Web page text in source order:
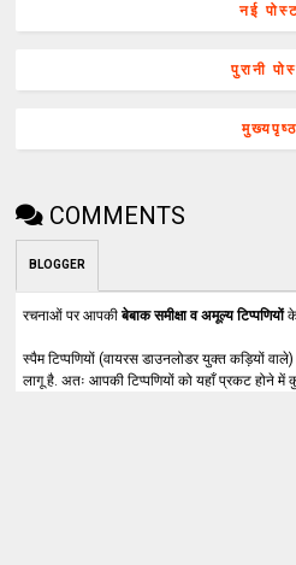
नई
पुरानी
मुख्यपृष्ठ
COMMENTS
BLOGGER
रचनाओं पर आपकीबेबाक समीक्षा व अमूल्य टिप्पणियों
स्पैम टिप्पणियों (वायरस डाउनलोडर युक्त कड़ियों
लागू है. अतः आपकी टिप्पणियों को यहाँ प्रकट होने